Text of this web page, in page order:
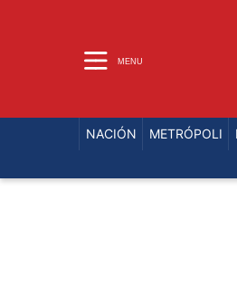
MENU
NACIÓN METRÓPOLI